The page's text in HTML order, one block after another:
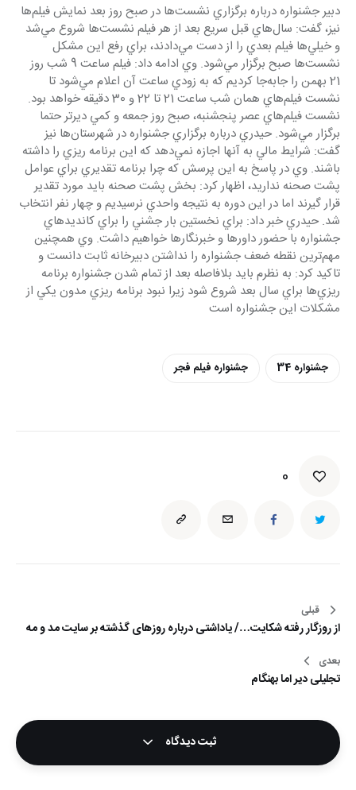
دبير جشنواره درباره برگزاري نشست‌ها در صبح روز بعد نمايش فيلم‌ها
نيز، گفت: سال‌هاي قبل سريع بعد از هر فيلم نشست‌ها شروع مي‌شد
و خيلي‌ها فيلم بعدي را از دست مي‌دادند، براي رفع اين مشكل
نشست‌ها صبح برگزار مي‌شود. وي ادامه داد: فيلم ساعت 9 شب روز
21 بهمن را جابه‌جا كرديم كه به زودي ساعت آن اعلام مي‌شود تا
نشست فيلم‌هاي همان شب ساعت 21 تا 22 و 30 دقيقه خواهد بود.
نشست فيلم‌هاي عصر پنجشنبه، صبح روز جمعه و كمي ديرتر حتما
برگزار مي‌شود. حيدري درباره برگزاري جشنواره در شهرستان‌ها نيز
گفت: شرايط مالي به آنها اجازه نمي‌دهد كه اين برنامه ريزي را داشته
باشند. وي در پاسخ به اين پرسش كه چرا برنامه تقديري براي عوامل
پشت صحنه نداريد، اظهار كرد: بخش پشت صحنه بايد مورد تقدير
قرار گيرند اما در اين دوره به نتيجه واحدي نرسيديم و چهار نفر انتخاب
شد. حيدري خبر داد: براي نخستين بار جشني را براي كانديدهاي
جشنواره با حضور داورها و خبرنگارها خواهيم داشت. وي همچنين
مهم‌ترين نقطه ضعف جشنواره را نداشتن دبيرخانه ثابت دانست و
تاكيد كرد: به نظرم بايد بلافاصله بعد از تمام شدن جشنواره برنامه
ريزي‌ها براي سال بعد شروع شود زيرا نبود برنامه ريزي مدون يكي از
مشكلات اين جشنواره است
جشنواره 34 جشنواره فیلم فجر
0
راهبری
نوشته
قبلی
از روزگار رفته شکایت…/ یاداشتی درباره روزهای گذشته بر سایت مد و مه
بعدی
تجليلي دير اما بهنگام
ثبت دیدگاه